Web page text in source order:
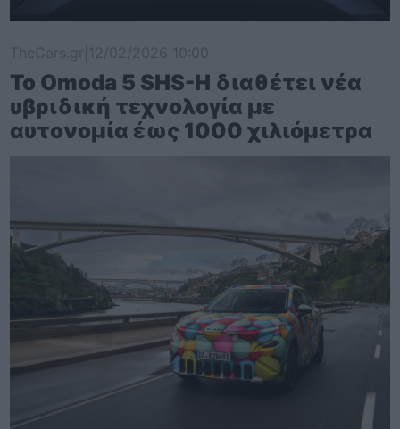
Το Omoda 5 SHS-H διαθέτει νέα
υβριδική τεχνολογία με
αυτονομία έως 1000 χιλιόμετρα